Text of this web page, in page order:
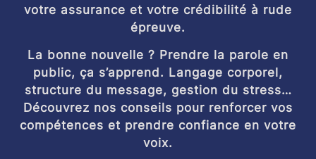
votre assurance et votre crédibilité à rude
épreuve.
La bonne nouvelle ? Prendre la parole en
public, ça s’apprend. Langage corporel,
structure du message, gestion du stress…
Découvrez nos conseils pour renforcer vos
compétences et prendre confiance en votre
voix.